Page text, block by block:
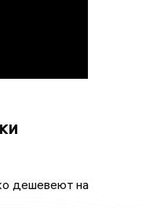
дешевеют на